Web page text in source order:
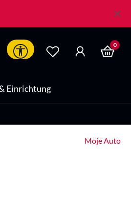
Werkzeugleiste anzeigen
0
Einrichtung
Moje Auto